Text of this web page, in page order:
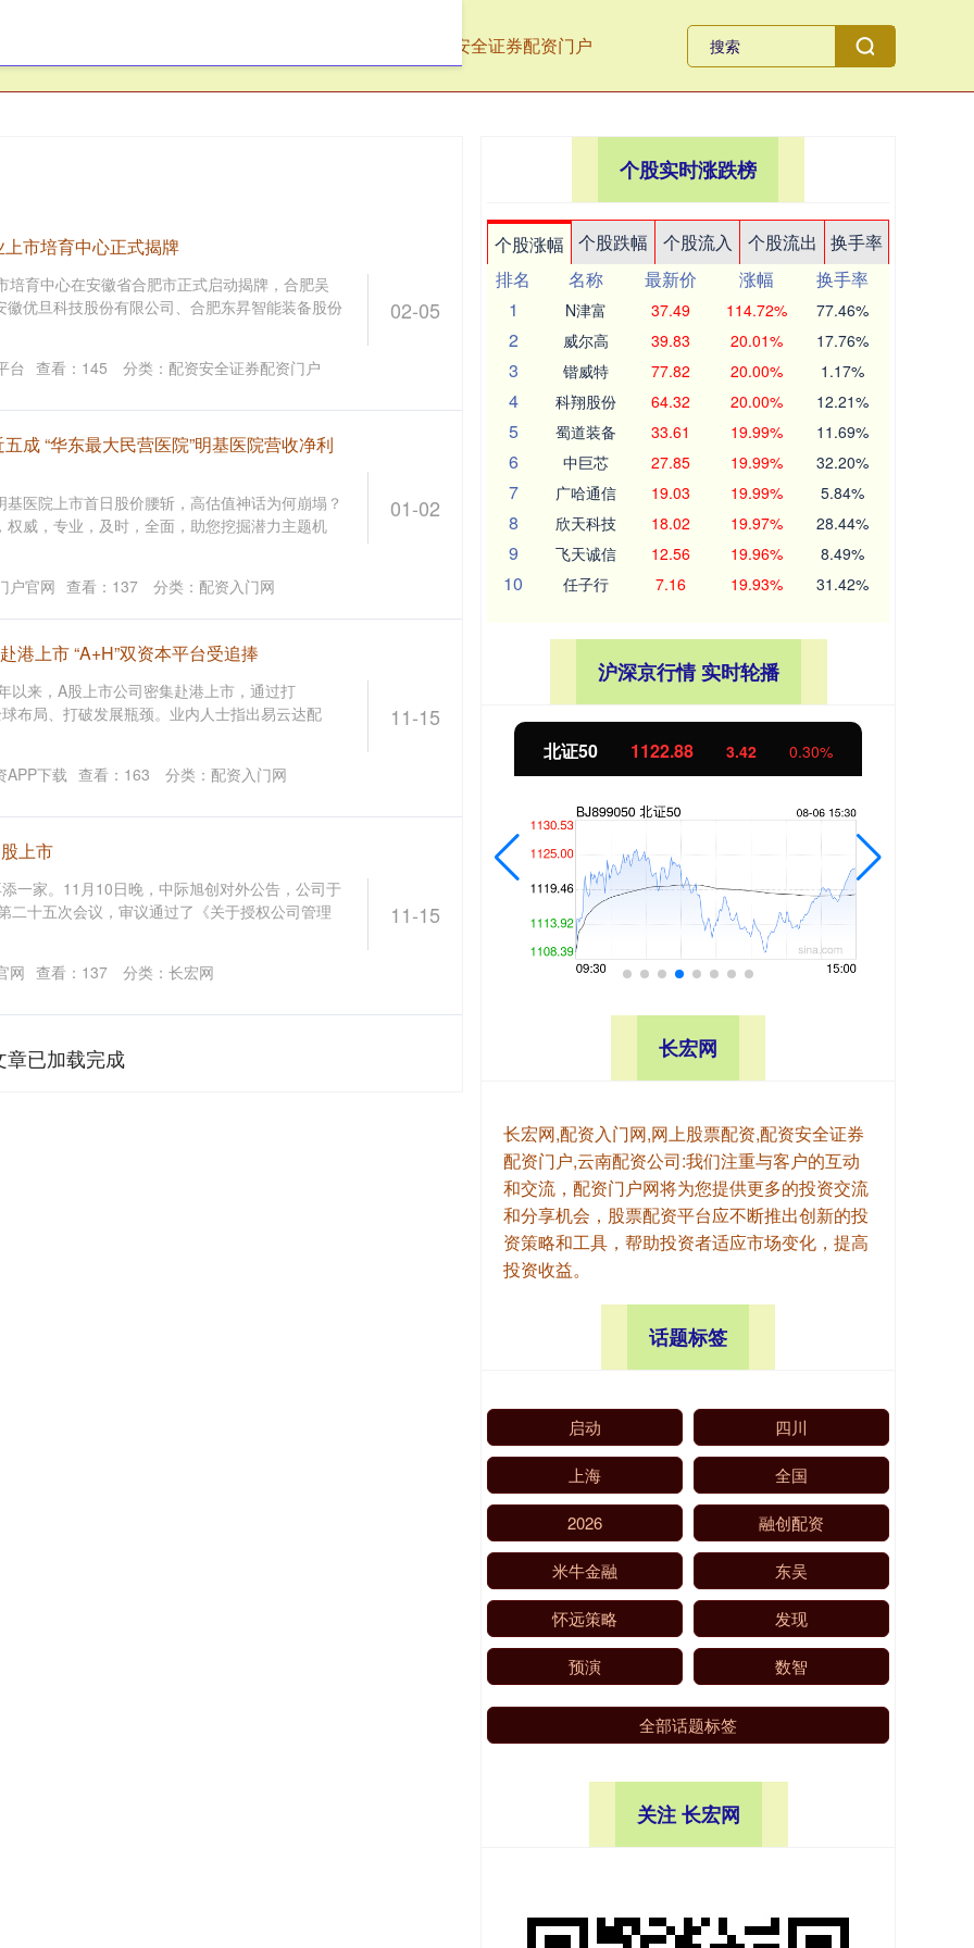
配资安全证券配资门户
02-05
市培育中心正式揭牌
培育中心在安徽省合肥市正式启动揭牌，合肥吴
优旦科技股份有限公司、合肥东昇智能装备股份
台 查看： 145 分类： 配资安全证券配资门户
01-02
成 “华东最大民营医院”明基医院营收净利
医院上市首日股价腰斩，高估值神话为何崩塌？
威，专业，及时，全面，助您挖掘潜力主题机
户官网 查看： 137 分类： 配资入门网
11-15
港上市 “A+H”双资本平台受追捧
来，A股上市公司密集赴港上市，通过打
布局、打破发展瓶颈。业内人士指出易云达配
APP下载 查看： 163 分类： 配资入门网
11-15
上市
一家。11月10日晚，中际旭创对外公告，公司于
二十五次会议，审议通过了《关于授权公司管理
网 查看： 137 分类： 长宏网
章已加载完成
个股实时涨跌榜
个股涨幅 个股跌幅 个股流入 个股流出
换手率
排名
名称 最新价 涨幅
换手率
1
N津富 37.49 114.72% 77.46%
2 威尔高 39.83 20.01% 17.76%
3 锴威特 77.82 20.00% 1.17%
4 科翔股份 64.32 20.00% 12.21%
5 蜀道装备 33.61 19.99% 11.69%
6 中巨芯 27.85 19.99% 32.20%
7 广哈通信 19.03 19.99% 5.84%
8 欣天科技 18.02 19.97% 28.44%
9 飞天诚信 12.56 19.96% 8.49%
10 任子行 7.16 19.93% 31.42%
沪深京行情 实时轮播
北证50 1122.88 3.42 0.30%
长宏网
长宏网,配资入门网,网上股票配资,配资安全证券
配资门户,云南配资公司:我们注重与客户的互动
和交流，配资门户网将为您提供更多的投资交流
和分享机会，股票配资平台应不断推出创新的投
资策略和工具，帮助投资者适应市场变化，提高
投资收益。
话题标签
启动 四川
上海 全国
2026 融创配资
米牛金融 东吴
怀远策略 发现
预演 数智
全部话题标签
关注 长宏网